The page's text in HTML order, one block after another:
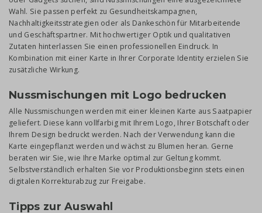
Wahl. Sie passen perfekt zu Gesundheitskampagnen,
Nachhaltigkeitsstrategien oder als Dankeschön für Mitarbeitende
und Geschäftspartner. Mit hochwertiger Optik und qualitativen
Zutaten hinterlassen Sie einen professionellen Eindruck. In
Kombination mit einer Karte in Ihrer Corporate Identity erzielen Sie
zusätzliche Wirkung.
Nussmischungen mit Logo bedrucken
Alle Nussmischungen werden mit einer kleinen Karte aus Saatpapier
geliefert. Diese kann vollfarbig mit Ihrem Logo, Ihrer Botschaft oder
Ihrem Design bedruckt werden. Nach der Verwendung kann die
Karte eingepflanzt werden und wächst zu Blumen heran. Gerne
beraten wir Sie, wie Ihre Marke optimal zur Geltung kommt.
Selbstverständlich erhalten Sie vor Produktionsbeginn stets einen
digitalen Korrekturabzug zur Freigabe.
Tipps zur Auswahl